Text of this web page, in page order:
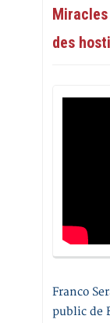
des
Franco
public de